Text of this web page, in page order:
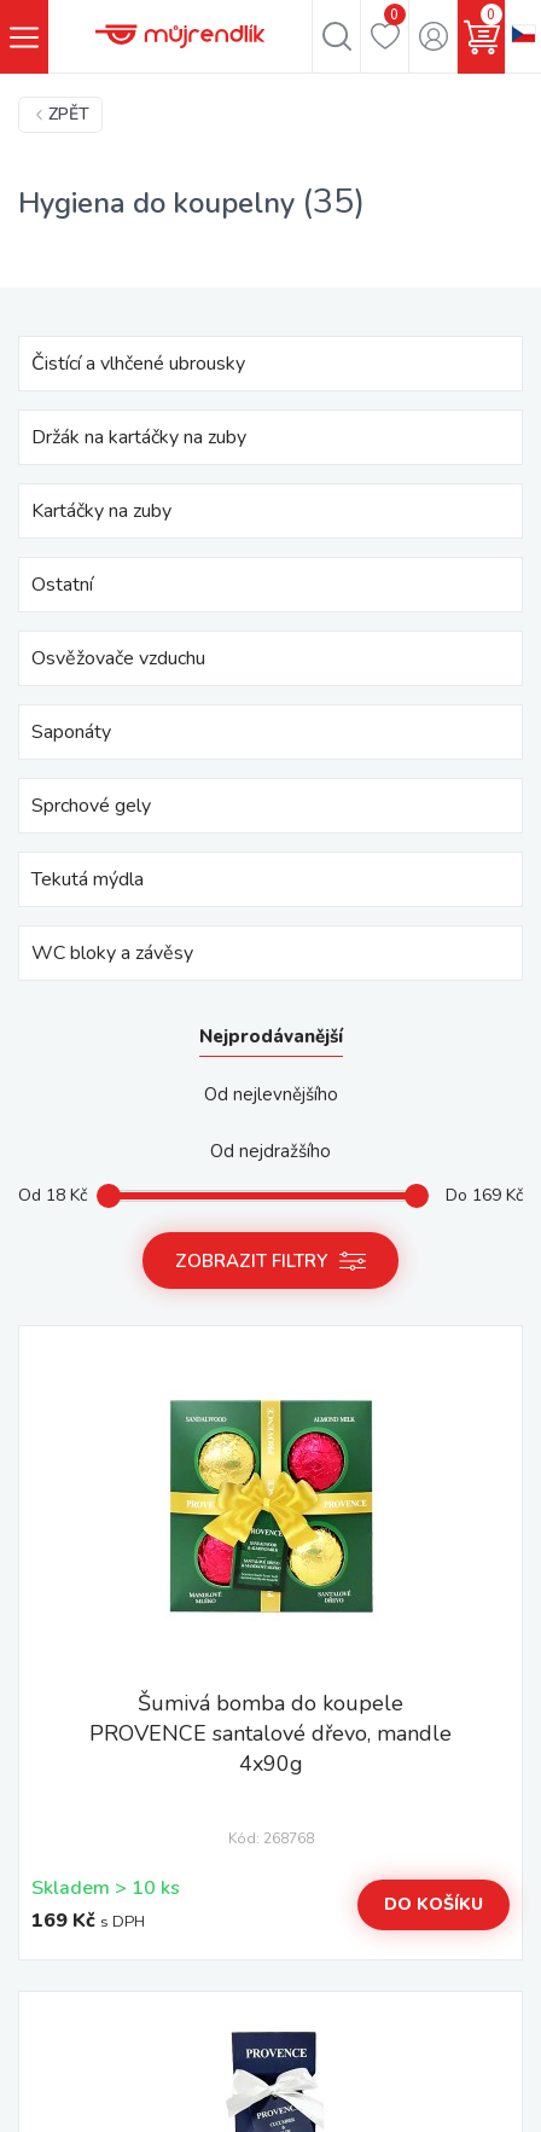
0 0
ZPĚT
Hygiena do koupelny (35)
Čistící a vlhčené ubrousky
Držák na kartáčky na zuby
Kartáčky na zuby
Ostatní
Osvěžovače vzduchu
Saponáty
Sprchové gely
Tekutá mýdla
WC bloky a závěsy
Nejprodávanější
Od nejlevnějšího
Od nejdražšího
Od 18 Kč Do 169 Kč
ZOBRAZIT FILTRY
Šumivá bomba do koupele
PROVENCE santalové dřevo, mandle
4x90g
Kód: 268768
Skladem > 10 ks
169 Kč s DPH
DO KOŠÍKU